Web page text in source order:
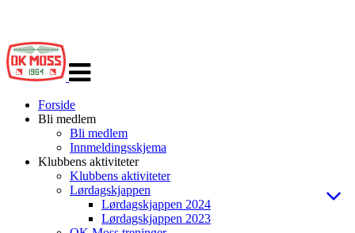
navigasjon
Forside
Bli medlem
Bli medlem
Innmeldingsskjema
Klubbens aktiviteter
Klubbens aktiviteter
Lørdagskjappen
Lørdagskjappen 2024
Lørdagskjappen 2023